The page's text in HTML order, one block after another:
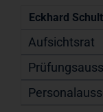
Eckhard